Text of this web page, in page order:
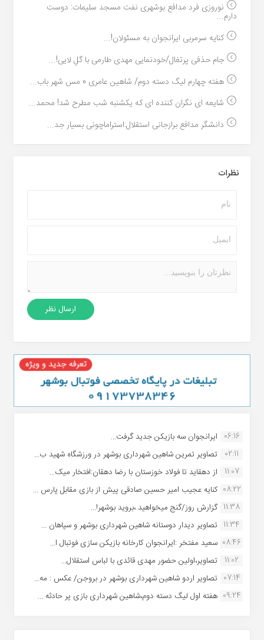
نوروزی فرد مدافع بوشهری نفت مسجد سلیمات: دوست
دارم...
کنایه سرمربی ایرانجوان به مسئولان!...
جام حذفی پرتغال/خودنمایی مهدی طارمی با گلِ لایی!...
هفته چهارم لیگ دسته دوم/ شاهین عامری 0 مس شهر باب...
شایعه ای نگران کننده ای که یکشنبه شب مطرح شد! محمد...
دانشگر مدافع برازجانی استقلال:استراماچونی بسیار جد...
نظرات
06:16 ایرانجوان سه بازیکن جدید گرفت...
02:11
تصاویر تمرین شاهین شهردارى بوشهر در ورزشگاه شهید ب...
11:07
از دهقاید تا فولاد خوزستان با رضا دهقان:افتخار میک...
08:22 کنایه عجیب امیر حسین صادقی پیش از بازی مقابل پارس ...
11:38 گزارش روز/گنج میخواهید ،بروید بوشهر!...
11:34 تصاویر دیدار دوستانه شاهین شهردارى بوشهر و سپاهان ...
08:46 سعید مفتخر :ایرانجوان کارخانه بازیکن سازی فوتبال ا...
11:02
تصاویر،اولین حضور مهدی قائدی با لباس استقلال...
07:14 تصاویر اردو شاهین شهرداری بوشهر در بروجن/ عکس : مه...
09:24 هفته اول لیگ دسته دوم،شاهین شهرداری بازی پر حادثه ...